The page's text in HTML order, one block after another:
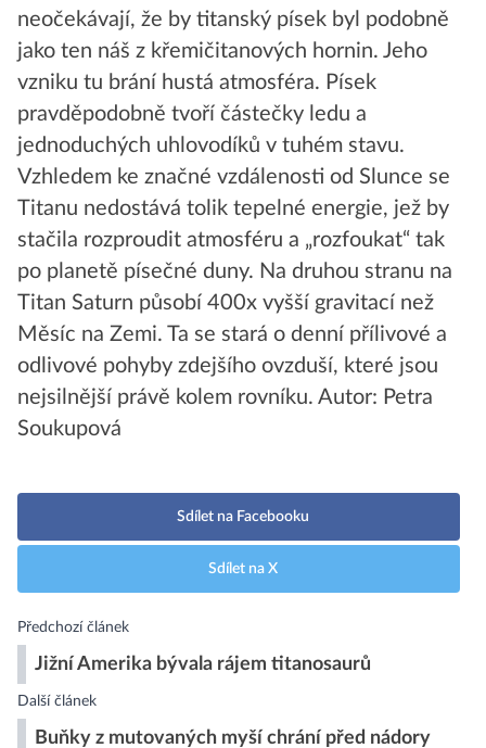
neočekávají, že by titanský písek byl podobně
jako ten náš z křemičitanových hornin. Jeho
vzniku tu brání hustá atmosféra. Písek
pravděpodobně tvoří částečky ledu a
jednoduchých uhlovodíků v tuhém stavu.
Vzhledem ke značné vzdálenosti od Slunce se
Titanu nedostává tolik tepelné energie, jež by
stačila rozproudit atmosféru a „rozfoukat“ tak
po planetě písečné duny. Na druhou stranu na
Titan Saturn působí 400x vyšší gravitací než
Měsíc na Zemi. Ta se stará o denní přílivové a
odlivové pohyby zdejšího ovzduší, které jsou
nejsilnější právě kolem rovníku. Autor: Petra
Soukupová
Sdílet na Facebooku
Sdílet na X
Předchozí článek
Jižní Amerika bývala rájem titanosaurů
Další článek
Buňky z mutovaných myší chrání před nádory